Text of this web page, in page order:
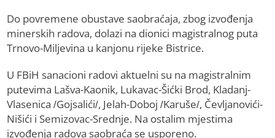
Do povremene obustave saobraćaja, zbog izvođenja
minerskih radova, dolazi na dionici magistralnog puta
Trnovo-Miljevina u kanjonu rijeke Bistrice.
U FBiH sanacioni radovi aktuelni su na magistralnim
putevima Lašva-Kaonik, Lukavac-Šićki Brod, Kladanj-
Vlasenica /Gojsalići/, Jelah-Doboj /Karuše/, Čevljanovići-
Nišići i Semizovac-Srednje. Na ostalim mjestima
izvođenja radova saobraća se usporeno.